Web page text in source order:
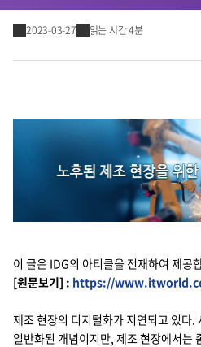
물류 서비스
인사이트
인사이트 리포트
리소스
회사정보
2023-03-27
읽는 시간 4분
이 글은 IDG의 아티클을 전재하여 제공
[원문보기] : https://
제조 현장의 디지털화가 지연되고 있다.
일반화된 개념이지만, 제조 현장에서는